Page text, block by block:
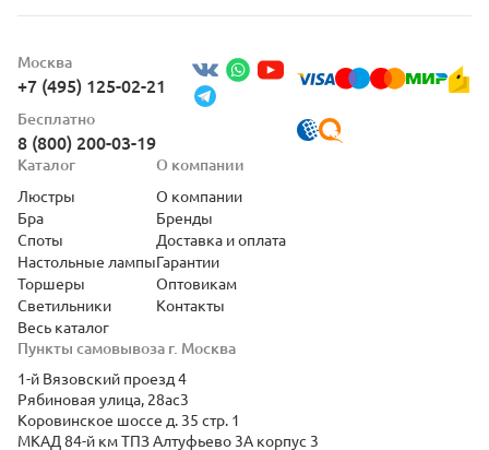
Москва
+7 (495) 125-02-21
Бесплатно
8 (800) 200-03-19
Пункты самовывоза г. Москва
1-й Вязовский проезд 4
Рябиновая улица, 28ас3
Коровинское шоссе д. 35 стр. 1
МКАД 84-й км ТПЗ Алтуфьево 3А корпус 3
Каталог
Люстры
Бра
Споты
Настольные лампы
Торшеры
Светильники
Весь каталог
О компании
О компании
Бренды
Доставка и оплата
Гарантии
Оптовикам
Контакты